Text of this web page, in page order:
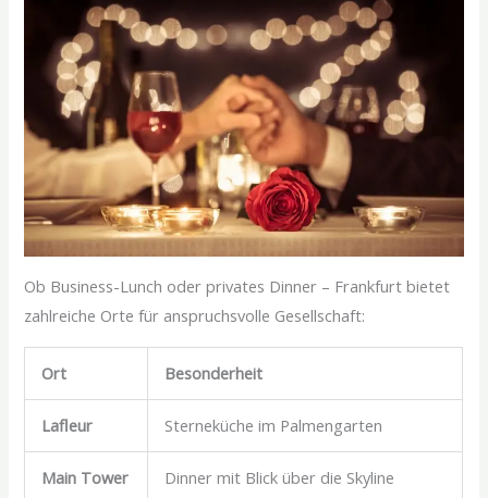
Ob Business-Lunch oder privates Dinner – Frankfurt bietet
zahlreiche Orte für anspruchsvolle Gesellschaft:
Ort Besonderheit
Lafleur Sterneküche im Palmengarten
Main Tower Dinner mit Blick über die Skyline